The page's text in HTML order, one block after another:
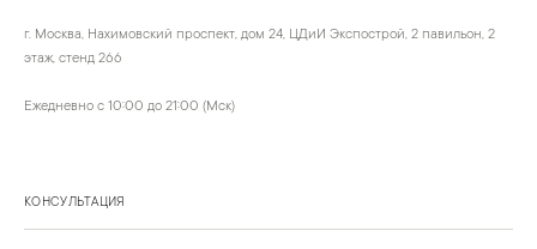
г. Москва, Нахимовский проспект, дом 24, ЦДиИ Экспострой, 2 павильон, 2
этаж, стенд 266
Ежедневно с 10:00 до 21:00 (Мск)
КОНСУЛЬТАЦИЯ